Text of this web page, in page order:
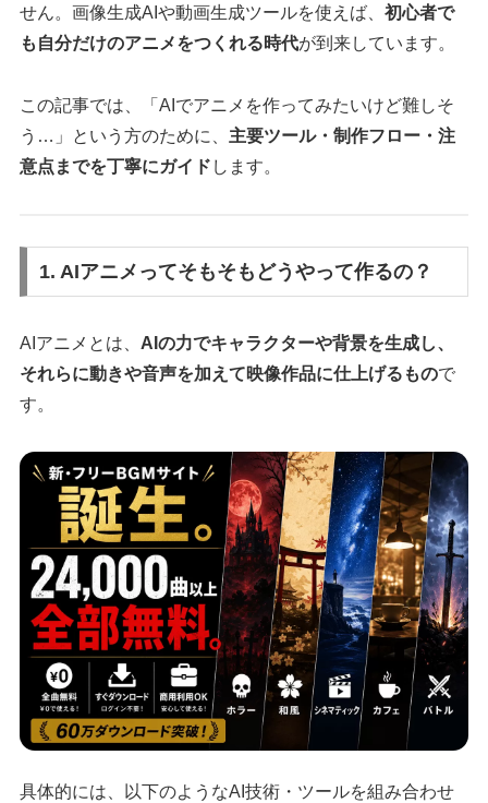
せん。画像生成AIや動画生成ツールを使えば、初心者で
も自分だけのアニメをつくれる時代が到来しています。
この記事では、「AIでアニメを作ってみたいけど難しそ
う…」という方のために、 主要ツール・制作フロー・注
意点までを丁寧にガイド します。
1. AIアニメってそもそもどうやって作るの？
AIアニメとは、 AIの力でキャラクターや背景を生成し、
それらに動きや音声を加えて映像作品に仕上げるもので
す。
具体的には、以下のようなAI技術・ツールを組み合わせ